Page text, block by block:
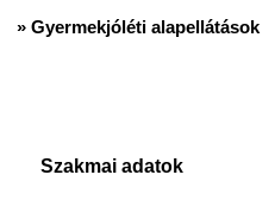
» Gyermekjóléti alapellátások
Szakmai adatok